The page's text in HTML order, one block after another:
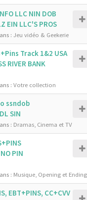
LLC NIN DOB
EIN LLC'S PROS
: Jeu vidéo & Geekerie
Track 1&2 USA
RIVER BANK
: Votre collection
ssndob
SIN
: Dramas, Cinema et TV
PIN
: Musique, Opening et Ending
EBT+PINS, CC+CVV